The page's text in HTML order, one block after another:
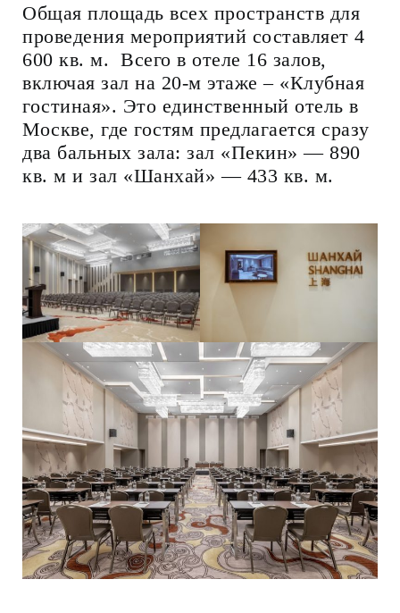
Общая площадь всех пространств для
проведения мероприятий составляет 4
600 кв. м. Всего в отеле 16 залов,
включая зал на 20-м этаже – «Клубная
гостиная». Это единственный отель в
Москве, где гостям предлагается сразу
два бальных зала: зал «Пекин» — 890
кв. м и зал «Шанхай» — 433 кв. м.